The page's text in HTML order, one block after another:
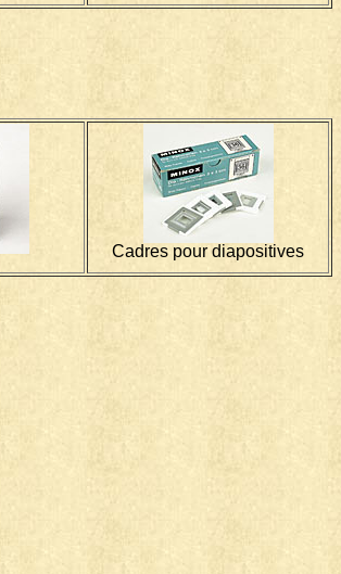
Cadres pour diapositives